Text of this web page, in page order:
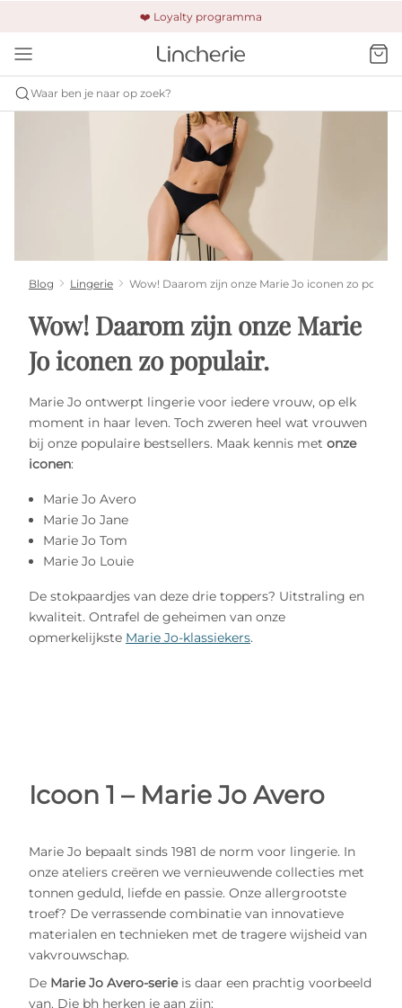
❤️ Loyalty programma
🚚 Gratis verzending & retour
🔒 Altijd veilig betalen
Waar ben je naar op zoek?
Blog Lingerie Wow! Daarom zijn onze Marie Jo iconen zo
Wow! Daarom zijn onze Marie
Jo iconen zo populair.
Marie Jo ontwerpt lingerie voor iedere vrouw, op elk
moment in haar leven. Toch zweren heel wat vrouwen
bij onze populaire bestsellers. Maak kennis met onze
iconen:
Marie Jo Avero
Marie Jo Jane
Marie Jo Tom
Marie Jo Louie
De stokpaardjes van deze drie toppers? Uitstraling en
kwaliteit. Ontrafel de geheimen van onze
opmerkelijkste Marie Jo-klassiekers.
Icoon 1 – Marie Jo Avero
Marie Jo bepaalt sinds 1981 de norm voor lingerie. In
onze ateliers creëren we vernieuwende collecties met
tonnen geduld, liefde en passie. Onze allergrootste
troef? De verrassende combinatie van innovatieve
materialen en technieken met de tragere wijsheid van
vakvrouwschap.
De Marie Jo Avero-serieis daar een prachtig voorbeeld
van. Die bh herken je aan zijn: